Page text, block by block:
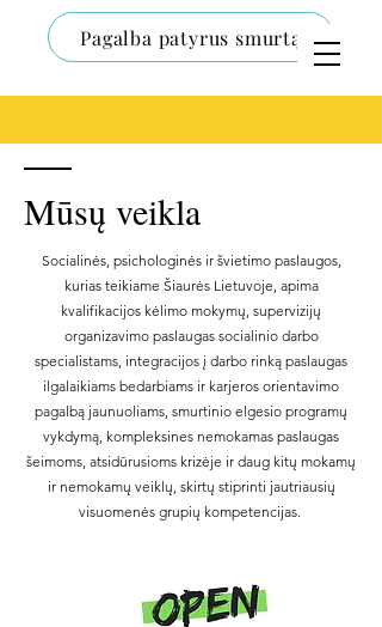
Pagalba patyrus smurtą
Mūsų veikla
Socialinės, psichologinės ir švietimo paslaugos,
kurias teikiame Šiaurės Lietuvoje, apima
kvalifikacijos kėlimo mokymų, supervizijų
organizavimo paslaugas socialinio darbo
specialistams, integracijos į darbo rinką paslaugas
ilgalaikiams bedarbiams ir karjeros orientavimo
pagalbą jaunuoliams, smurtinio elgesio programų
vykdymą, kompleksines nemokamas paslaugas
šeimoms, atsidūrusioms krizėje ir daug kitų mokamų
ir nemokamų veiklų, skirtų stiprinti jautriausių
visuomenės grupių kompetencijas.